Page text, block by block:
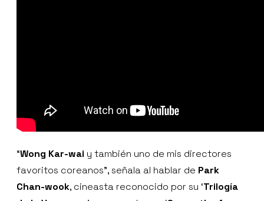
“Wong Kar-wai y también uno de mis directores
favoritos coreanos”, señala al hablar de Park
Chan-wook, cineasta reconocido por su ‘Trilogía